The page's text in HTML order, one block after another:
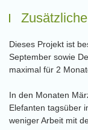
Dieses Projekt ist
September sowie
maximal für 2
In den Monaten
Elefanten tagsüber
weniger Arbeit mit